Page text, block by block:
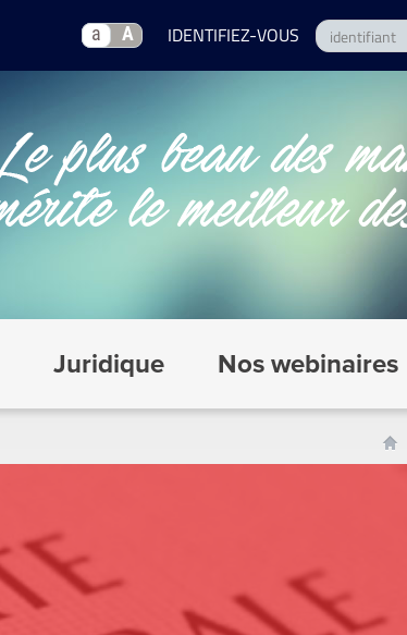
a A
Juridique Nos webinaires